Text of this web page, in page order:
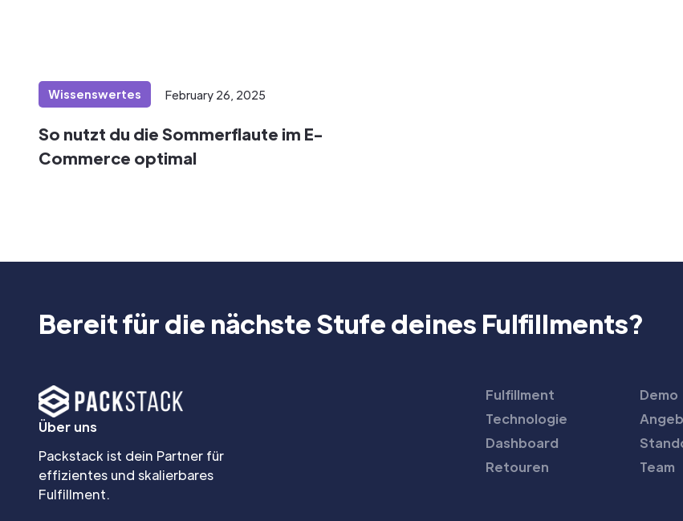
Wissenswertes February 26, 2025
So nutzt du die Sommerflaute im E-
Commerce optimal
Bereit für die nächste Stufe deines Fulfillments?
Über uns
Packstack ist dein Partner für
effizientes und skalierbares
Fulfillment.
Fulfillment
Technologie
Dashboard
Retouren
Demo
Team